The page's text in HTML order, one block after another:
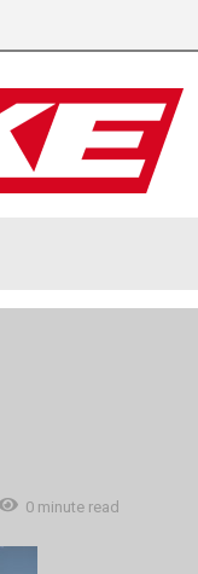
0 minute read